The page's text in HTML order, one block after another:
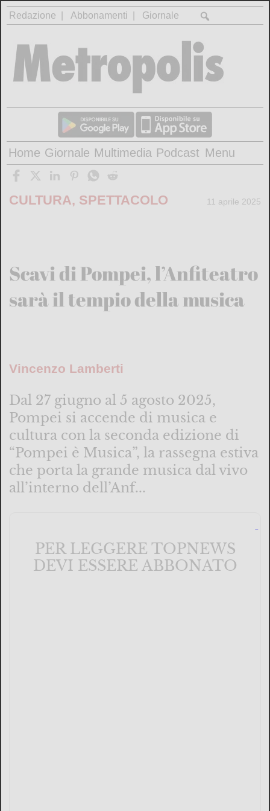
Redazione Abbonamenti Giornale
Home Giornale Multimedia Podcast Menu
CULTURA, SPETTACOLO 11 aprile 2025
Scavi di Pompei, l’Anfiteatro
sarà il tempio della musica
Vincenzo Lamberti
Dal 27 giugno al 5 agosto 2025,
Pompei si accende di musica e
cultura con la seconda edizione di
“Pompei è Musica”, la rassegna estiva
che porta la grande musica dal vivo
all’interno dell’Anf...
PER LEGGERE TOPNEWS
DEVI ESSERE ABBONATO